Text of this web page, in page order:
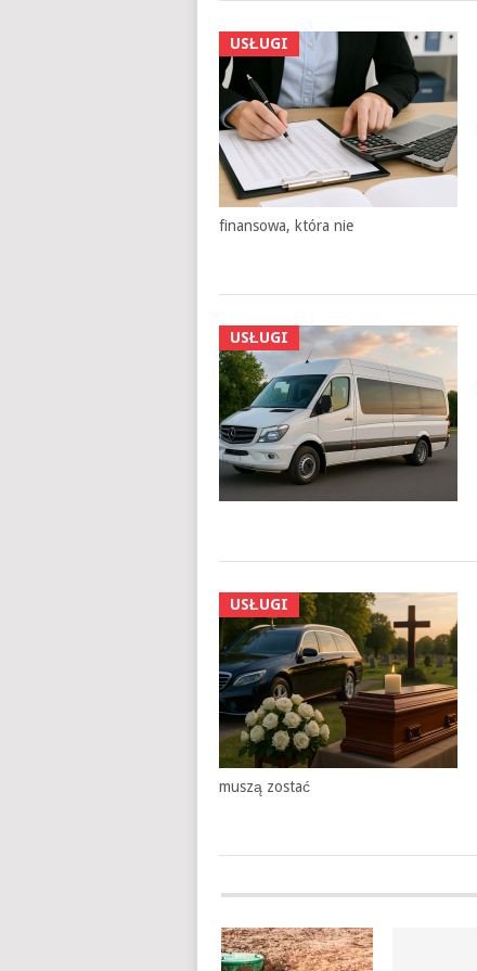
USŁUGI
finansowa, która nie
USŁUGI
USŁUGI
muszą zostać